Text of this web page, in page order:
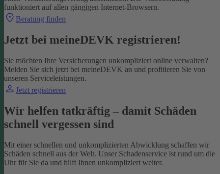
funktioniert auf allen gängigen Internet-Browsern.
Beratung finden
Jetzt bei meineDEVK registrieren!
Sie möchten Ihre Versicherungen unkompliziert online verwalten?
Melden Sie sich jetzt bei meineDEVK an und profitieren Sie von
unseren Serviceleistungen.
Jetzt registrieren
Wir helfen tatkräftig – damit Schäden
schnell vergessen sind
Mit einer schnellen und unkomplizierten Abwicklung schaffen wir
Schäden schnell aus der Welt. Unser Schadenservice ist rund um die
Uhr für Sie da und hilft Ihnen unkompliziert weiter.